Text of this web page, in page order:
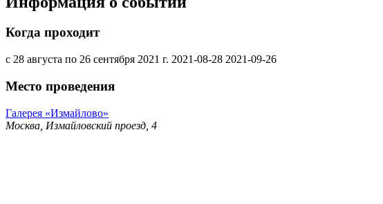
Когда проходит
с 28 августа по 26 сентября 2021 г. 2021-08-28 2021-09-26
Место проведения
Галерея «Измайлово»
Москва, Измайловский проезд, 4